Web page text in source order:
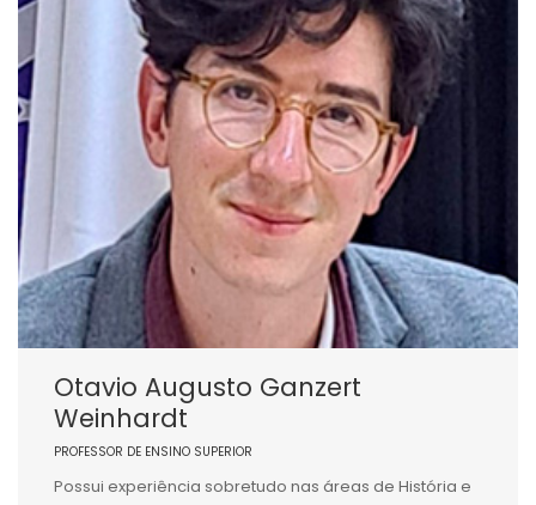
Otavio Augusto Ganzert
Weinhardt
PROFESSOR DE ENSINO SUPERIOR
Possui experiência sobretudo nas áreas de História e